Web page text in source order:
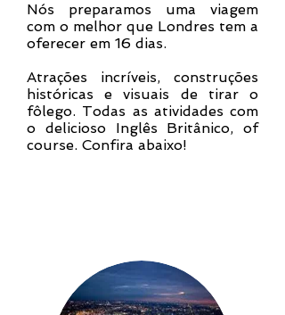
Nós preparamos uma viagem
com o melhor que Londres tem a
oferecer em 16 dias.
Atrações incríveis, construções
históricas e visuais de tirar o
fôlego. Todas as atividades com
o delicioso Inglês Britânico, of
course. Confira abaixo!